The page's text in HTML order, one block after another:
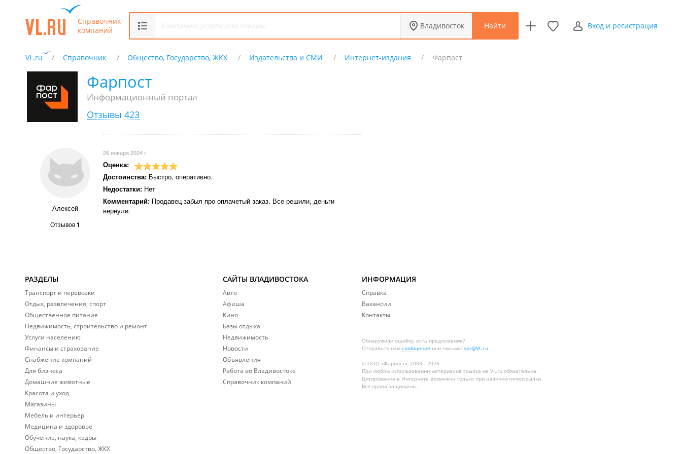
Справочник
компаний
Владивосток Найти Вход и регистрация
VL.ru Справочник Общество, Государство, ЖКХ Издательства и СМИ Интернет-издания Фарпост
Фарпост
Информационный портал
Отзывы 423
Алексей
Отзывов1
26 января 2024 г.
Оценка:
Достоинства: Быстро, оперативно.
Недостатки: Нет
Комментарий: Продавец забыл про оплачетый заказ. Все решили, деньги
вернули.
РАЗДЕЛЫ
Транспорт и перевозки
Отдых, развлечения, спорт
Общественное питание
Недвижимость, строительство и ремонт
Услуги населению
Финансы и страхование
Снабжение компаний
Для бизнеса
Домашние животные
Красота и уход
Магазины
Мебель и интерьер
Медицина и здоровье
Обучение, наука, кадры
Общество, Государство, ЖКХ
САЙТЫ ВЛАДИВОСТОКА
Авто
Афиша
Кино
Базы отдыха
Недвижимость
Новости
Объявления
Работа во Владивостоке
Справочник компаний
ИНФОРМАЦИЯ
Справка
Вакансии
Контакты
Обнаружили ошибку, есть предложения?
Отправьте нам сообщение или письмо: spr@VL.ru
© ООО «Фарпост», 2003—2026
При любом использовании материалов ссылка на VL.ru обязательна.
Цитирование в Интернете возможно только при наличии гиперссылки.
Все права защищены.